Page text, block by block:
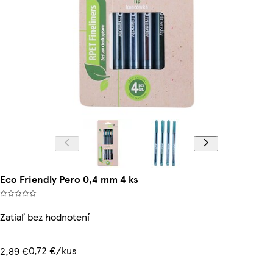
Eco Friendly Pero 0,4 mm 4 ks
Zatiaľ bez hodnotení
2,89 €0,72 €/kus